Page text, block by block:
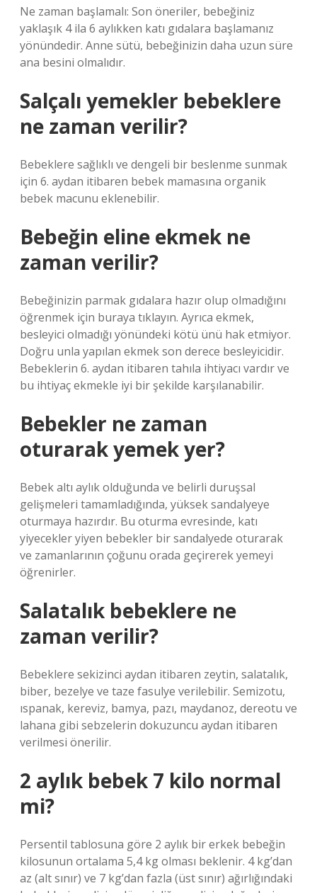
Ne zaman başlamalı: Son öneriler, bebeğiniz
yaklaşık 4 ila 6 aylıkken katı gıdalara başlamanız
yönündedir. Anne sütü, bebeğinizin daha uzun süre
ana besini olmalıdır.
Salçalı yemekler bebeklere
ne zaman verilir?
Bebeklere sağlıklı ve dengeli bir beslenme sunmak
için 6. aydan itibaren bebek mamasına organik
bebek macunu eklenebilir.
Bebeğin eline ekmek ne
zaman verilir?
Bebeğinizin parmak gıdalara hazır olup olmadığını
öğrenmek için buraya tıklayın. Ayrıca ekmek,
besleyici olmadığı yönündeki kötü ünü hak etmiyor.
Doğru unla yapılan ekmek son derece besleyicidir.
Bebeklerin 6. aydan itibaren tahıla ihtiyacı vardır ve
bu ihtiyaç ekmekle iyi bir şekilde karşılanabilir.
Bebekler ne zaman
oturarak yemek yer?
Bebek altı aylık olduğunda ve belirli duruşsal
gelişmeleri tamamladığında, yüksek sandalyeye
oturmaya hazırdır. Bu oturma evresinde, katı
yiyecekler yiyen bebekler bir sandalyede oturarak
ve zamanlarının çoğunu orada geçirerek yemeyi
öğrenirler.
Salatalık bebeklere ne
zaman verilir?
Bebeklere sekizinci aydan itibaren zeytin, salatalık,
biber, bezelye ve taze fasulye verilebilir. Semizotu,
ıspanak, kereviz, bamya, pazı, maydanoz, dereotu ve
lahana gibi sebzelerin dokuzuncu aydan itibaren
verilmesi önerilir.
2 aylık bebek 7 kilo normal
mi?
Persentil tablosuna göre 2 aylık bir erkek bebeğin
kilosunun ortalama 5,4 kg olması beklenir. 4 kg’dan
az (alt sınır) ve 7 kg’dan fazla (üst sınır) ağırlığındaki